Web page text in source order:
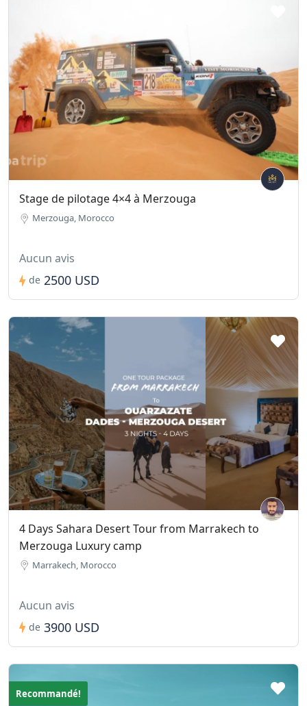
Stage de pilotage 4×4 à Merzouga
Merzouga, Morocco
Aucun avis
de 2500 USD
4 Days Sahara Desert Tour from Marrakech to
Merzouga Luxury camp
Marrakech, Morocco
Aucun avis
de 3900 USD
Recommandé!